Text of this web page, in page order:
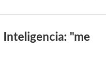
"me